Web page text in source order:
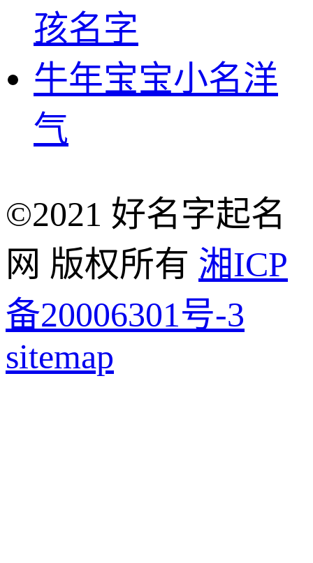
孩名字
牛年宝宝小名洋
气
©2021 好名字起名
网 版权所有 湘ICP
备20006301号-3
sitemap